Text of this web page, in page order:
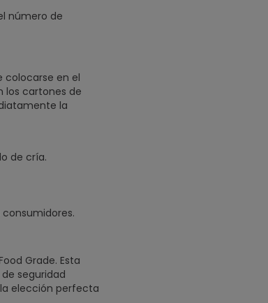
número de
colocarse en el
los cartones de
la
de cría.
Grade. Esta
seguridad
elección perfecta